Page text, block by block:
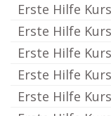
Erste Hilfe
Erste Hilfe
Erste Hilfe
Erste Hilfe
Erste Hilfe